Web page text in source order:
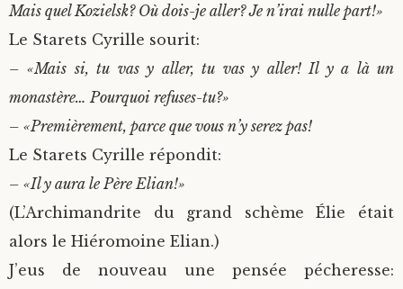
Mais quel Kozielsk? Où dois-je aller? Je n’irai nulle part!»
Le Starets Cyrille sourit:
– «Mais si, tu vas y aller, tu vas y aller! Il y a là un
monastère… Pourquoi refuses-tu?»
– «Premièrement, parce que vous n’y serez pas!
Le Starets Cyrille répondit:
– «Il y aura le Père Elian!»
(L’Archimandrite du grand schème Élie était
alors le Hiéromoine Elian.)
J’eus de nouveau une pensée pécheresse: